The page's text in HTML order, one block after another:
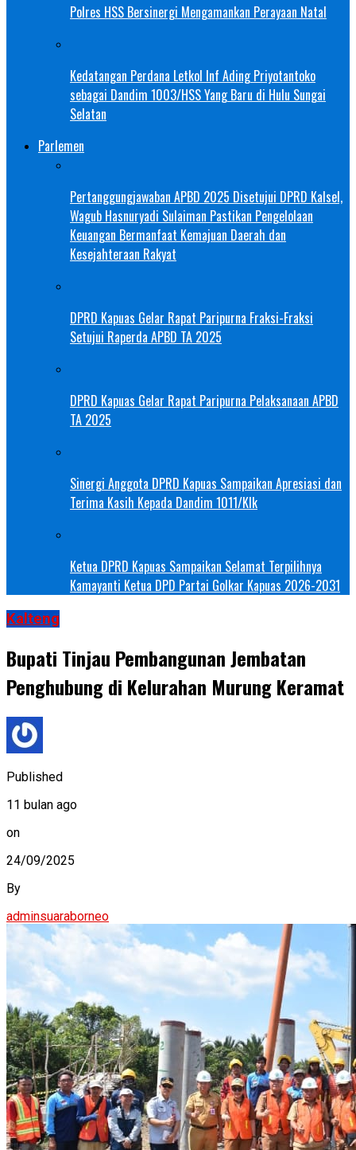
Polres HSS Bersinergi Mengamankan Perayaan Natal
Kedatangan Perdana Letkol Inf Ading Priyotantoko
sebagai Dandim 1003/HSS Yang Baru di Hulu Sungai
Selatan
Parlemen
Pertanggungjawaban APBD 2025 Disetujui DPRD Kalsel,
Wagub Hasnuryadi Sulaiman Pastikan Pengelolaan
Keuangan Bermanfaat Kemajuan Daerah dan
Kesejahteraan Rakyat
DPRD Kapuas Gelar Rapat Paripurna Fraksi-Fraksi
Setujui Raperda APBD TA 2025
DPRD Kapuas Gelar Rapat Paripurna Pelaksanaan APBD
TA 2025
Sinergi Anggota DPRD Kapuas Sampaikan Apresiasi dan
Terima Kasih Kepada Dandim 1011/Klk
Ketua DPRD Kapuas Sampaikan Selamat Terpilihnya
Kamayanti Ketua DPD Partai Golkar Kapuas 2026-2031
Kalteng
Bupati Tinjau Pembangunan Jembatan
Penghubung di Kelurahan Murung Keramat
Published
11 bulan ago
on
24/09/2025
By
adminsuaraborneo